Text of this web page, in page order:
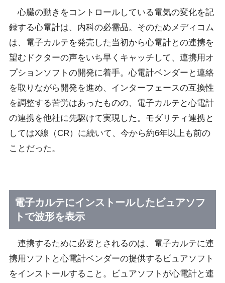
心臓の動きをコントロールしている電気の変化を記
録する心電計は、内科の必需品。そのためメディコム
は、電子カルテを発売した当初から心電計との連携を
望むドクターの声をいち早くキャッチして、連携用オ
プションソフトの開発に着手。心電計ベンダーと連絡
を取りながら開発を進め、インターフェースの互換性
を調整する苦労はあったものの、電子カルテと心電計
の連携を他社に先駆けて実現した。モダリティ連携と
してはX線（CR）に続いて、今から約6年以上も前の
ことだった。
電子カルテにインストールしたビュアソフ
トで波形を表示
連携するために必要とされるのは、電子カルテに連
携用ソフトと心電計ベンダーの提供するビュアソフト
をインストールすること。ビュアソフトが心電計と連